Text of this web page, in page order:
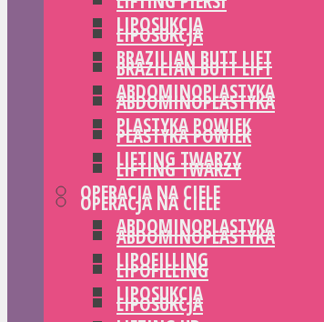
LIPOSUKCJA
BRAZILIAN BUTT LIFT
ABDOMINOPLASTYKA
PLASTYKA POWIEK
LIFTING TWARZY
OPERACJA NA CIELE
ABDOMINOPLASTYKA
LIPOFILLING
LIPOSUKCJA
LIPOSUKCJA
BRAZILIAN BUTT LIFT
ABDOMINOPLASTYKA
PLASTYKA POWIEK
LIFTING TWARZY
OPERACJA NA CIELE
ABDOMINOPLASTYKA
LIPOFILLING
LIPOSUKCJA